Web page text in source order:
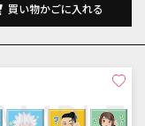
買い物かごに入れる